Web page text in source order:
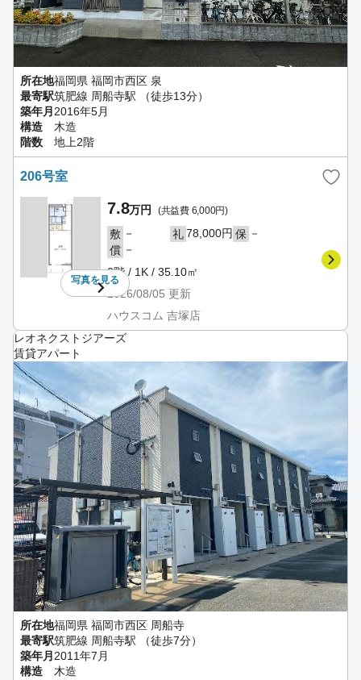
所在地福岡県 福岡市西区 泉
最寄駅筑肥線 周船寺駅 （徒歩13分）
築年月2016年5月
構造
木造
階数
地上2階
206号室
写真を見る
7.8万円 (共益費 6,000円)
敷 － 礼78,000円 保 －
償 －
2階 / 1K / 35.10㎡
2026/08/05 更新
ハウスコム 吉塚店
レオネクストジアーズ
賃貸アパート
所在地福岡県 福岡市西区 周船寺
最寄駅筑肥線 周船寺駅 （徒歩7分）
築年月 2011年7月
構造
木造